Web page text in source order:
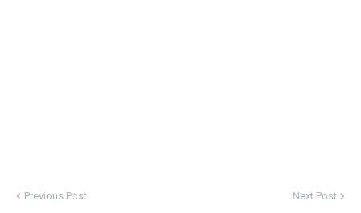
Previous Post Next Post